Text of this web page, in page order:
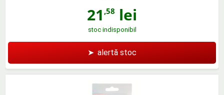
21 ,58 lei
stoc indisponibil
➤ alertă stoc